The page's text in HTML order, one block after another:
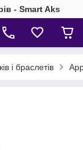
- Smart Aks
і браслетів